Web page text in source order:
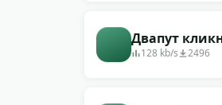
Двапут
рачунара
128 kb/s 2496